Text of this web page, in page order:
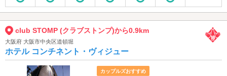
club STOMP (クラブストンプ)から0.9km
大阪府 大阪市中央区道頓堀
ホテル コンチネント・ヴィジュー
カップルズおすすめ